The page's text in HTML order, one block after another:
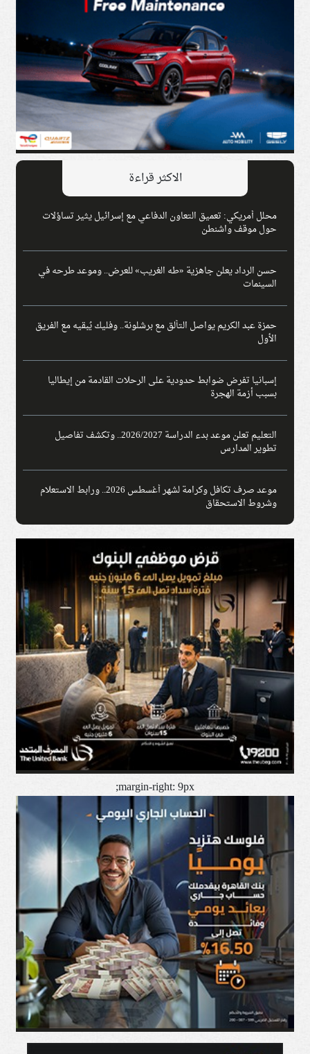
الاكثر قراءة
محلل أمريكي: تعميق التعاون الدفاعي مع إسرائيل يثير تساؤلات
حول موقف واشنطن
حسن الرداد يعلن جاهزية «طه الغريب» للعرض.. وموعد طرحه في
السينمات
حمزة عبد الكريم يواصل التألق مع برشلونة.. وفليك يُبقيه مع الفريق
الأول
إسبانيا تفرض ضوابط حدودية على الرحلات القادمة من إيطاليا
بسبب أزمة الهجرة
التعليم تعلن موعد بدء الدراسة 2026/2027.. وتكشف تفاصيل
تطوير المدارس
موعد صرف تكافل وكرامة لشهر أغسطس 2026.. ورابط الاستعلام
وشروط الاستحقاق
margin-right: 9px;